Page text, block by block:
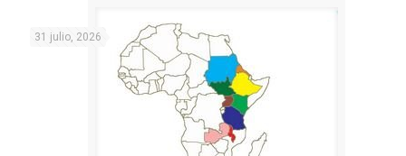
31 julio, 2026